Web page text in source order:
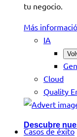
tu negocio.
Más
IA
Cloud
Quality
Descubre
Casos de éxito